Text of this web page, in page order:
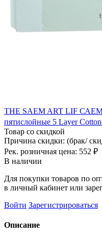
THE SAEM ART LIF САЕМ
пятислойные 5 Layer Cotton
Товар со скидкой
Причина скидки: (брак/
Рек. розничная цена: 552 ₽
В наличии
Для покупки товаров по
в личный кабинет или
Войти Зарегистрироваться
Описание